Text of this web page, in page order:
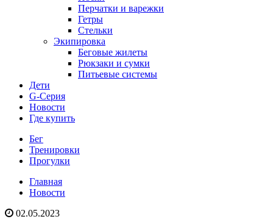
Перчатки и варежки
Гетры
Стельки
Экипировка
Беговые жилеты
Рюкзаки и сумки
Питьевые системы
Дети
G-Серия
Новости
Где купить
Бег
Тренировки
Прогулки
Главная
Новости
02.05.2023